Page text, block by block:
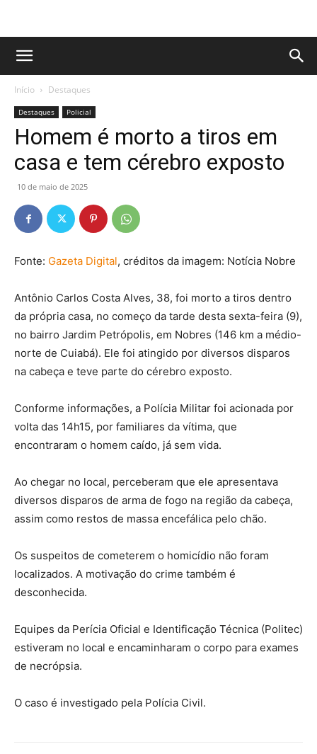
Início Destaques
Destaques Policial
Homem é morto a tiros em
casa e tem cérebro exposto
10 de maio de 2025
Fonte: Gazeta Digital, créditos da imagem: Notícia Nobre
Antônio Carlos Costa Alves, 38, foi morto a tiros dentro
da própria casa, no começo da tarde desta sexta-feira (9),
no bairro Jardim Petrópolis, em Nobres (146 km a médio-
norte de Cuiabá). Ele foi atingido por diversos disparos
na cabeça e teve parte do cérebro exposto.
Conforme informações, a Polícia Militar foi acionada por
volta das 14h15, por familiares da vítima, que
encontraram o homem caído, já sem vida.
Ao chegar no local, perceberam que ele apresentava
diversos disparos de arma de fogo na região da cabeça,
assim como restos de massa encefálica pelo chão.
Os suspeitos de cometerem o homicídio não foram
localizados. A motivação do crime também é
desconhecida.
Equipes da Perícia Oficial e Identificação Técnica (Politec)
estiveram no local e encaminharam o corpo para exames
de necrópsia.
O caso é investigado pela Polícia Civil.